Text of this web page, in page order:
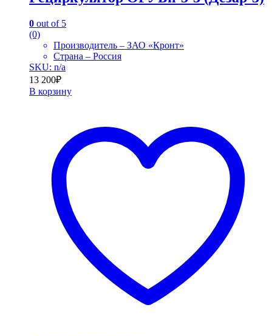
0 out of 5
(0)
Производитель – ЗАО «Кронт»
Страна – Россия
SKU: n/a
13 200₽
В корзину